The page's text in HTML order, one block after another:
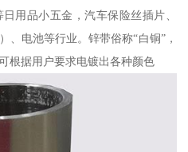
用品小五金，汽车保险丝插片、
、电池等行业。锌带俗称“白铜”，
根据用户要求电镀出各种颜色